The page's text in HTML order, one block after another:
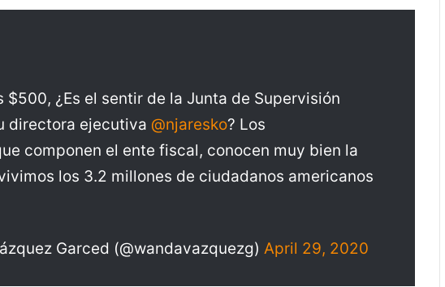
$500, ¿Es el sentir de la Junta de Supervisión
directora ejecutiva @njaresko? Los
componen el ente fiscal, conocen muy bien la
los 3.2 millones de ciudadanos americanos
Garced (@wandavazquezg) April 29, 2020